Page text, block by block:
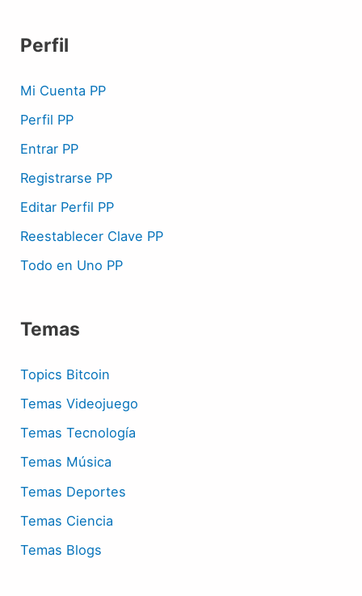
Perfil
Mi Cuenta PP
Perfil PP
Entrar PP
Registrarse PP
Editar Perfil PP
Reestablecer Clave PP
Todo en Uno PP
Temas
Topics Bitcoin
Temas Videojuego
Temas Tecnología
Temas Música
Temas Deportes
Temas Ciencia
Temas Blogs